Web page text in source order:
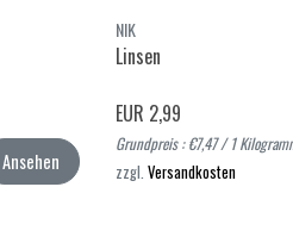
Ansehen
NIK
Linsen
EUR 2,99
Grundpreis : €7,47 / 1
zzgl. Versandkosten